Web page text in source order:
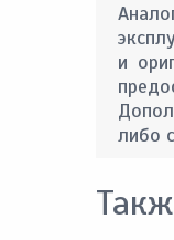
и
либо